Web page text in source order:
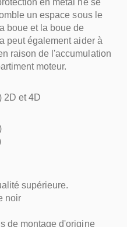
en métal ne se
un espace sous le
boue et la boue de
peut également aider à
raison de l'accumulation
moteur.
2D et 4D
supérieure.
noir
de montage d'origine